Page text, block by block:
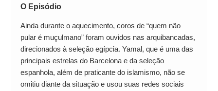
O Episódio
Ainda durante o aquecimento, coros de “quem não
pular é muçulmano” foram ouvidos nas arquibancadas,
direcionados à seleção egípcia. Yamal, que é uma das
principais estrelas do Barcelona e da seleção
espanhola, além de praticante do islamismo, não se
omitiu diante da situação e usou suas redes sociais